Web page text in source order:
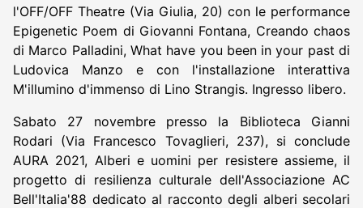
l'OFF/OFF Theatre (Via Giulia, 20) con le performance
Epigenetic Poem di Giovanni Fontana, Creando chaos
di Marco Palladini, What have you been in your past di
Ludovica Manzo e con l'installazione interattiva
M'illumino d'immenso di Lino Strangis. Ingresso libero.
Sabato 27 novembre presso la Biblioteca Gianni
Rodari (Via Francesco Tovaglieri, 237), si conclude
AURA 2021, Alberi e uomini per resistere assieme, il
progetto di resilienza culturale dell'Associazione AC
Bell'Italia'88 dedicato al racconto degli alberi secolari